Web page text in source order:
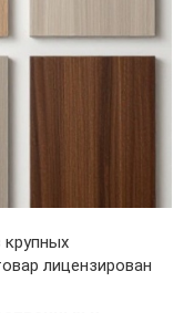
крупных
лицензирован